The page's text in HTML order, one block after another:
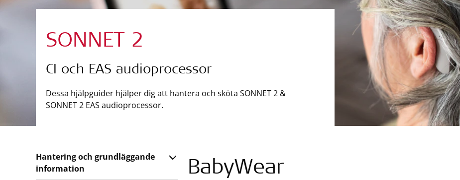
SONNET 2
CI och EAS audioprocessor
Dessa hjälpguider hjälper dig att hantera och sköta SONNET 2 &
SONNET 2 EAS audioprocessor.
BabyWear
Hantering och grundläggande
information